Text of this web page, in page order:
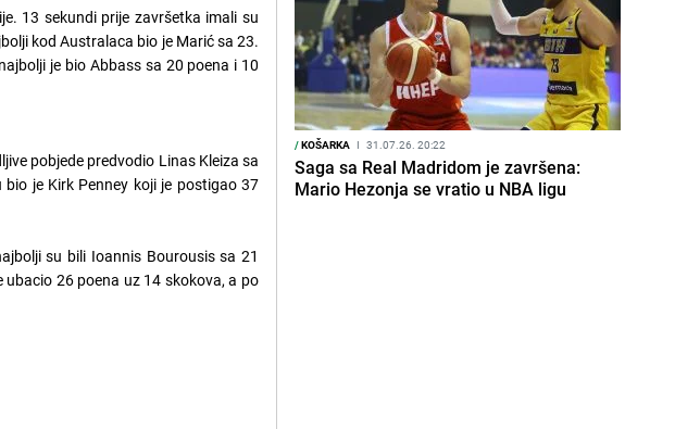
13 sekundi prije završetka imali su
kod Australaca bio je Marić sa 23.
je bio Abbass sa 20 poena i 10
pobjede predvodio Linas Kleiza sa
je Kirk Penney koji je postigao 37
su bili Ioannis Bourousis sa 21
26 poena uz 14 skokova, a po
/KOŠARKA I 31.07.26. 20:22
Saga sa Real Madridom je završena:
Mario Hezonja se vratio u NBA ligu